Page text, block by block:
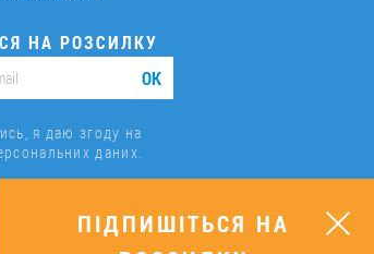
НА РОЗСИЛКУ
ОК
я даю згоду на
даних.
ПІДПИШІТЬСЯ НА